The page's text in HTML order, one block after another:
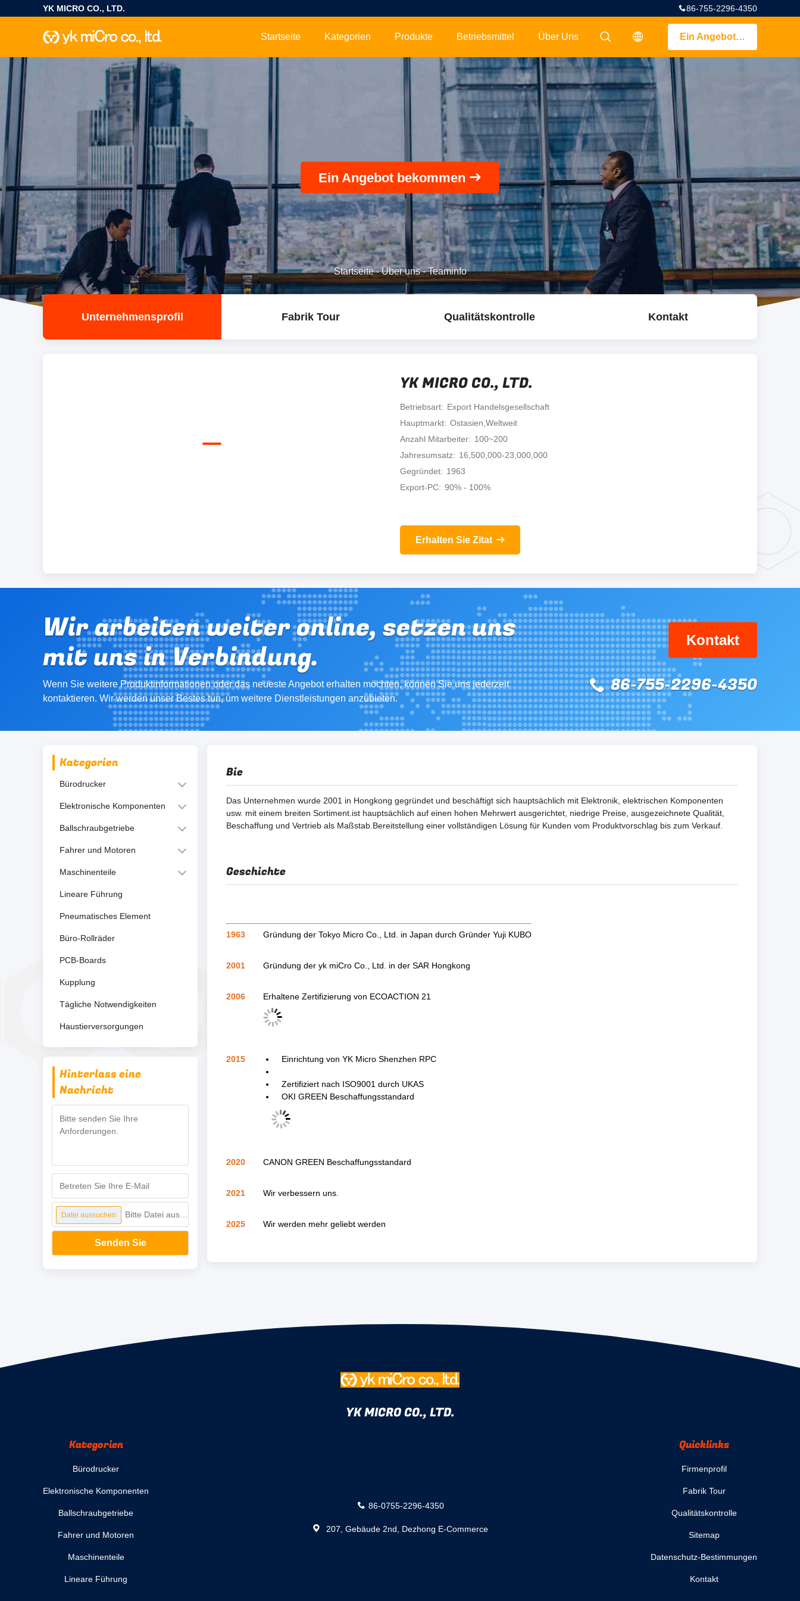
YK MICRO CO., LTD. 86-755-2296-4350
Ein Angebot bekommen
描述
描述
Startseite Kategorien Produkte Betriebsmittel Über Uns
Ein Angebot bekommen
Startseite-Über uns-Teaminfo
Unternehmensprofil Fabrik Tour Qualitätskontrolle Kontakt
YK MICRO CO., LTD.
Betriebsart
Export Handelsgesellschaft
Hauptmarkt
Ostasien,Weltweit
Anzahl Mitarbeiter
100~200
Jahresumsatz
16,500,000-23,000,000
Gegründet
1963
Export-PC
90% - 100%
Erhalten Sie Zitat
Wir arbeiten weiter online, setzen uns
mit uns in Verbindung.
Wenn Sie weitere Produktinformationen oder das neueste Angebot erhalten möchten, können Sie uns jederzeit
kontaktieren. Wir werden unser Bestes tun, um weitere Dienstleistungen anzubieten.
Kontakt
86-755-2296-4350
Kategorien
Bürodrucker
Elektronische Komponenten
Ballschraubgetriebe
Fahrer und Motoren
Maschinenteile
Lineare Führung
Pneumatisches Element
Büro-Rollräder
PCB-Boards
Kupplung
Tägliche Notwendigkeiten
Haustierversorgungen
Hinterlass eine
Nachricht
Datei aussuchen
Senden Sie
Bie
Das Unternehmen wurde 2001 in Hongkong gegründet und beschäftigt sich hauptsächlich mit Elektronik, elektrischen Komponenten
usw. mit einem breiten Sortiment.ist hauptsächlich auf einen hohen Mehrwert ausgerichtet, niedrige Preise, ausgezeichnete Qualität,
Beschaffung und Vertrieb als Maßstab.Bereitstellung einer vollständigen Lösung für Kunden vom Produktvorschlag bis zum Verkauf.
Geschichte
1963 Gründung der Tokyo Micro Co., Ltd. in Japan durch Gründer Yuji KUBO
2001 Gründung der yk miCro Co., Ltd. in der SAR Hongkong
2006 Erhaltene Zertifizierung von ECOACTION 21
2015 Einrichtung von YK Micro Shenzhen RPC
Zertifiziert nach ISO9001 durch UKAS
OKI GREEN Beschaffungsstandard
2020 CANON GREEN Beschaffungsstandard
2021 Wir verbessern uns.
2025 Wir werden mehr geliebt werden
YK MICRO CO., LTD.
Kategorien
Bürodrucker
Elektronische Komponenten
Ballschraubgetriebe
Fahrer und Motoren
Maschinenteile
Lineare Führung
86-0755-2296-4350
207, Gebäude 2nd, Dezhong E-Commerce
Quicklinks
Firmenprofil
Fabrik Tour
Qualitätskontrolle
Sitemap
Datenschutz-Bestimmungen
Kontakt